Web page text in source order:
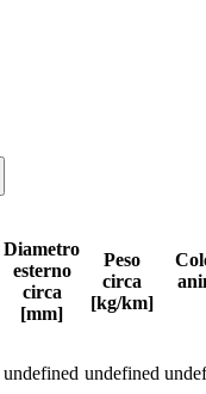
Diametro
esterno
circa
[mm]
Peso
circa
[kg/km]
undefined undefined